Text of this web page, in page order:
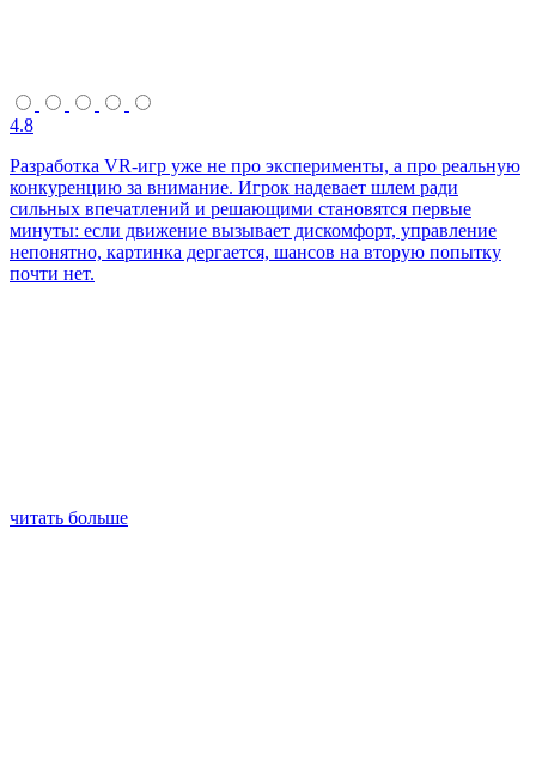
4.8
Разработка VR-игр уже не про эксперименты, а про реальную
конкуренцию за внимание. Игрок надевает шлем ради
сильных впечатлений и решающими становятся первые
минуты: если движение вызывает дискомфорт, управление
непонятно, картинка дергается, шансов на вторую попытку
почти нет.
читать больше